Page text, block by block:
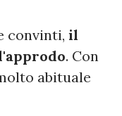
convinti, il
. Con
abituale